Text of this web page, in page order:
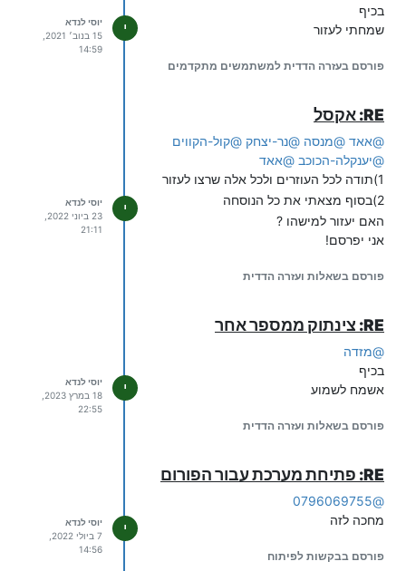
בכיף
שמחתי לעזור
פורסם בעזרה הדדית למשתמשים מתקדמים
י
יוסי לנדא
14:59
RE: אקסל
@אאד @מנסה @נר-יצחק @קול-הקווים
@יענקלה-הכוכב @אאד
1)תודה לכל העוזרים ולכל אלה שרצו לעזור
2)בסוף מצאתי את כל הנוסחה
האם יעזור למישהו ?
אני יפרסם!
פורסם בשאלות ועזרה הדדית
י
יוסי לנדא
21:11
RE: צינתוק ממספר אחר
@מזדה
בכיף
אשמח לשמוע
פורסם בשאלות ועזרה הדדית
י
יוסי לנדא
22:55
RE: פתיחת מערכת עבור הפורום
@
0796069755
מחכה לזה
פורסם בבקשות לפיתוח
י
יוסי לנדא
14:56